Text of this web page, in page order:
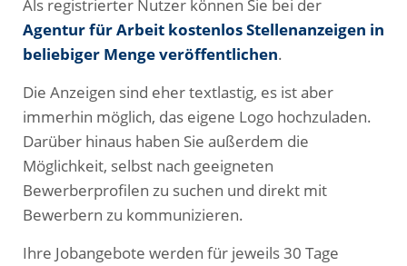
Als registrierter Nutzer können Sie bei der
Agentur für Arbeit kostenlos Stellenanzeigen in
beliebiger Menge veröffentlichen.
Die Anzeigen sind eher textlastig, es ist aber
immerhin möglich, das eigene Logo hochzuladen.
Darüber hinaus haben Sie außerdem die
Möglichkeit, selbst nach geeigneten
Bewerberprofilen zu suchen und direkt mit
Bewerbern zu kommunizieren.
Ihre Jobangebote werden für jeweils 30 Tage